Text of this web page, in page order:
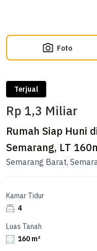
Foto
Terjual
Rp 1,3 Miliar
Rumah Siap Huni
Semarang, LT
Semarang Barat,
Kamar Tidur
4
Luas Tanah
160 m²